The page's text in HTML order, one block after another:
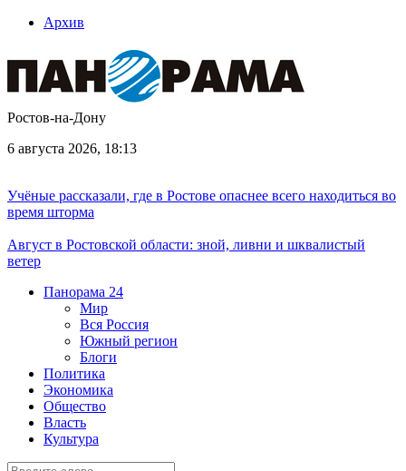
Архив
Ростов-на-Дону
6 августа 2026, 18:13
Учёные рассказали, где в Ростове опаснее всего находиться во
время шторма
Август в Ростовской области: зной, ливни и шквалистый
ветер
Панорама 24
Мир
Вся Россия
Южный регион
Блоги
Политика
Экономика
Общество
Власть
Культура